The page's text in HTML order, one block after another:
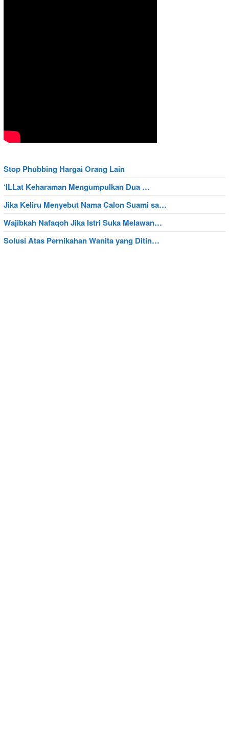
Stop Phubbing Hargai Orang Lain
‘ILLat Keharaman Mengumpulkan Dua …
Jika Keliru Menyebut Nama Calon Suami sa…
Wajibkah Nafaqoh Jika Istri Suka Melawan…
Solusi Atas Pernikahan Wanita yang Ditin…